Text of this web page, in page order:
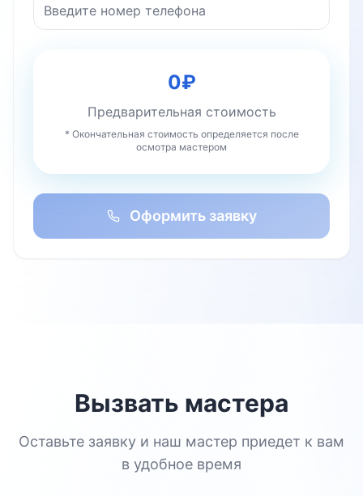
0₽
Предварительная стоимость
* Окончательная стоимость определяется после
осмотра мастером
Оформить заявку
Вызвать мастера
Оставьте заявку и наш мастер приедет к вам
в удобное время